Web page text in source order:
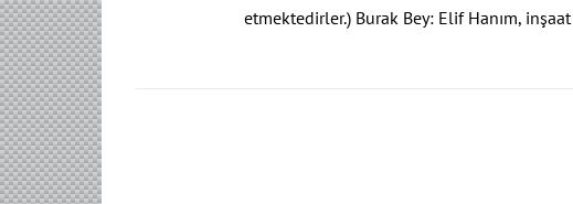
etmektedirler.) Burak Bey: Elif Hanım, inşaat